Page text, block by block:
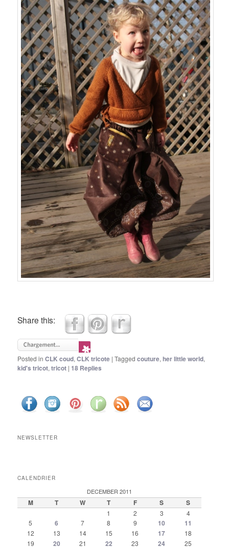
Share this:
Posted in CLK coud,CLK tricote |Tagged couture,her little world,
kid's tricot,tricot | 18 Replies
NEWSLETTER
CALENDRIER
DECEMBER 2011
M T W T F S S
1 2 3
4
5
6 7 8 9 10 11
12 13 14 15 16 17
18
19
20 21 22 23 24 25